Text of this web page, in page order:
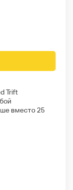
Trift
вместо 25